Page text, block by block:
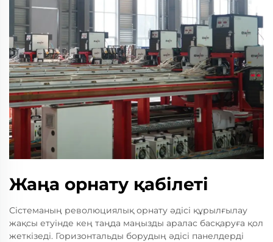
Жаңа орнату қабілеті
Сістеманың революциялық орнату әдісі құрылғылау
жақсы етуінде кең таңда маңызды аралас басқаруға қол
жеткізеді. Горизонтальды борудың әдісі панелдерді